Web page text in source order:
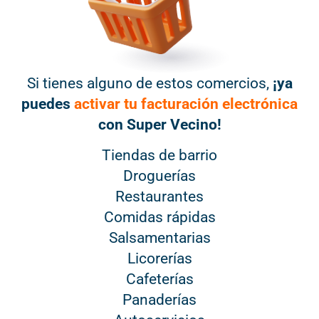
Si tienes alguno de estos comercios, ¡ya
puedes activar tu facturación electrónica
con Super Vecino!
Tiendas de barrio
Droguerías
Restaurantes
Comidas rápidas
Salsamentarias
Licorerías
Cafeterías
Panaderías